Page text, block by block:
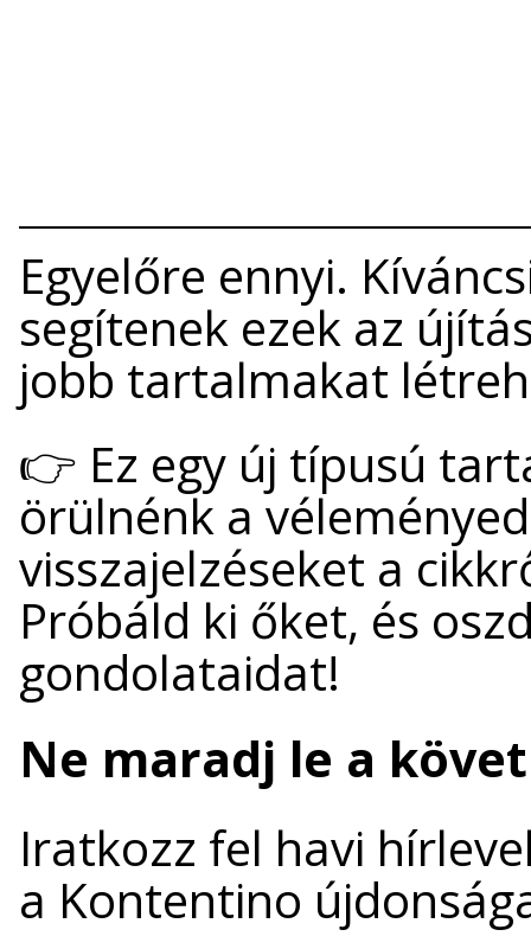
Egyelőre ennyi.
segítenek ezek az
jobb tartalmakat
👉 Ez egy új típusú
örülnénk a
visszajelzéseket a
Próbáld ki őket, és
gondolataidat!
Ne maradj le a
Iratkozz fel havi
a Kontentino